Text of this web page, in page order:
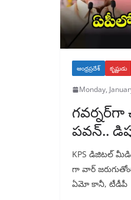
ఆంధ్రప్రదేశ్ కృష్ణుడు
Monday,
గవర్నర్‌‌‌‌‌‌గా
పవన్..
KPS డిజిటల్
గా వార్
ఏమో కానీ, టీడీపీ